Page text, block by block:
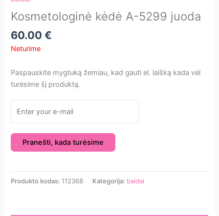
Kosmetologinė kėdė A-5299 juoda
60.00€
Neturime
Paspauskite mygtuką žemiau, kad gauti el. laišką kada vėl
turėsime šį produktą.
Pranešti, kada turėsime
Produkto kodas:112368 Kategorija: baldai